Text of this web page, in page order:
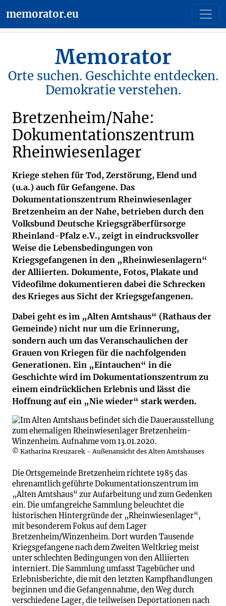
memorator.eu
Memorator
Orte suchen. Geschichte entdecken.
Demokratie verstehen.
Bretzenheim/Nahe:
Dokumentationszentrum
Rheinwiesenlager
Kriege stehen für Tod, Zerstörung, Elend und
(u.a.) auch für Gefangene. Das
Dokumentationszentrum Rheinwiesenlager
Bretzenheim an der Nahe, betrieben durch den
Volksbund Deutsche Kriegsgräberfürsorge
Rheinland-Pfalz e.V., zeigt in eindrucksvoller
Weise die Lebensbedingungen von
Kriegsgefangenen in den „Rheinwiesenlagern“
der Alliierten. Dokumente, Fotos, Plakate und
Videofilme dokumentieren dabei die Schrecken
des Krieges aus Sicht der Kriegsgefangenen.
Dabei geht es im „Alten Amtshaus“ (Rathaus der
Gemeinde) nicht nur um die Erinnerung,
sondern auch um das Veranschaulichen der
Grauen von Kriegen für die nachfolgenden
Generationen. Ein „Eintauchen“ in die
Geschichte wird im Dokumentationszentrum zu
einem eindrücklichen Erlebnis und lässt die
Hoffnung auf ein „Nie wieder“ stark werden.
© Katharina Kreuzarek - Außenansicht des Alten Amtshauses
Die Ortsgemeinde Bretzenheim richtete 1985 das
ehrenamtlich geführte Dokumentationszentrum im
„Alten Amtshaus“ zur Aufarbeitung und zum Gedenken
ein. Die umfangreiche Sammlung beleuchtet die
historischen Hintergründe der „Rheinwiesenlager“,
mit besonderem Fokus auf dem Lager
Bretzenheim/Winzenheim. Dort wurden Tausende
Kriegsgefangene nach dem Zweiten Weltkrieg meist
unter schlechten Bedingungen von den Alliierten
interniert. Die Sammlung umfasst Tagebücher und
Erlebnisberichte, die mit den letzten Kampfhandlungen
beginnen und die Gefangennahme, den Weg durch
verschiedene Lager, die teilweisen Deportationen nach